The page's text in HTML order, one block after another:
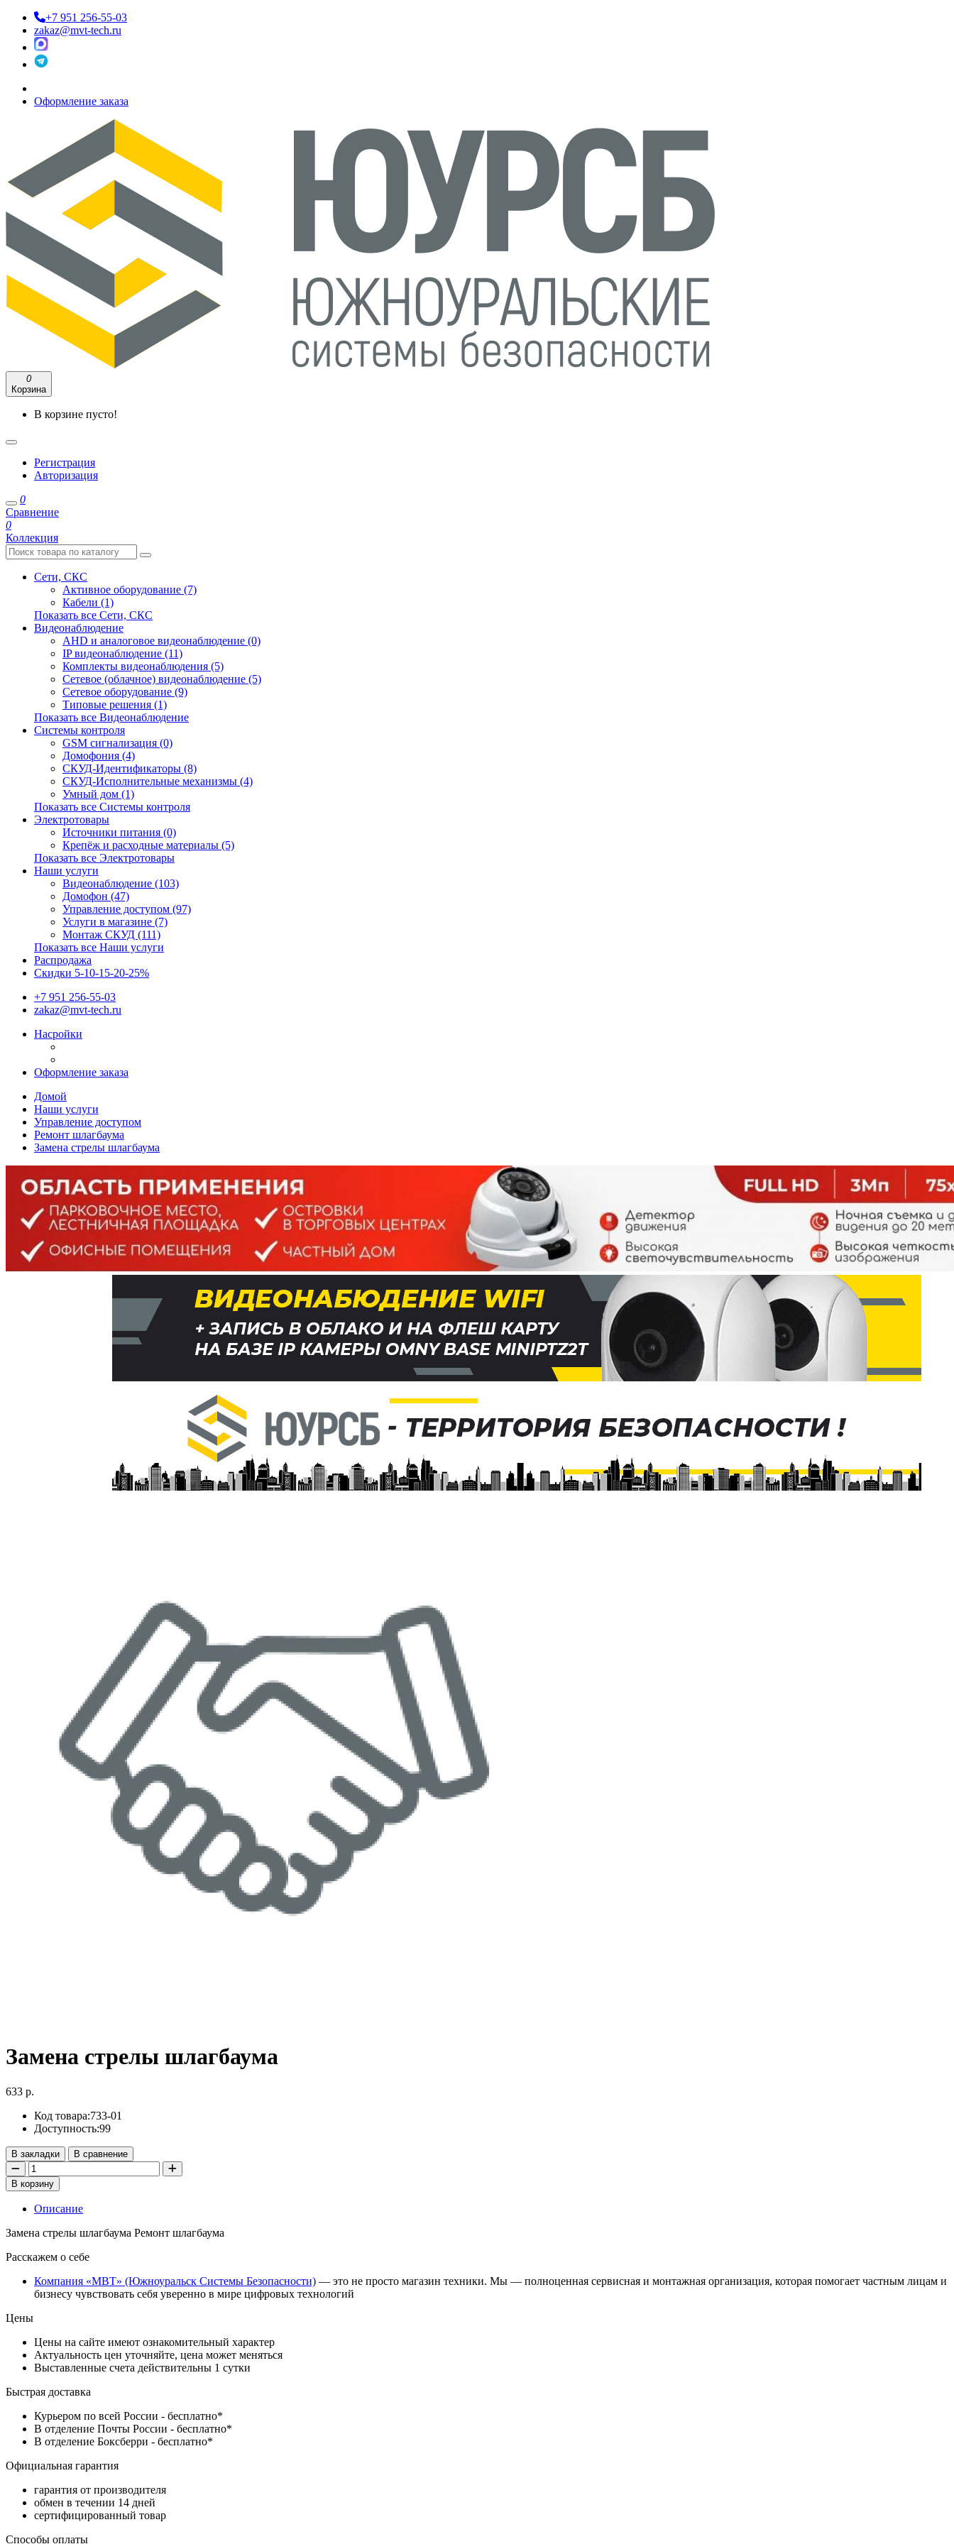
+7 951 256-55-03
zakaz@mvt-tech.ru
Оформление заказа
0
Корзина
В корзине пусто!
Регистрация
Авторизация
0
Сравнение
0
Коллекция
Сети, СКС
Активное оборудование (7)
Кабели (1)
Показать все Сети, СКС
Видеонаблюдение
AHD и аналоговое видеонаблюдение (0)
IP видеонаблюдение (11)
Комплекты видеонаблюдения (5)
Сетевое (облачное) видеонаблюдение (5)
Сетевое оборудование (9)
Типовые решения (1)
Показать все Видеонаблюдение
Системы контроля
GSM сигнализация (0)
Домофония (4)
СКУД-Идентификаторы (8)
СКУД-Исполнительные механизмы (4)
Умный дом (1)
Показать все Системы контроля
Электротовары
Источники питания (0)
Крепёж и расходные материалы (5)
Показать все Электротовары
Наши услуги
Видеонаблюдение (103)
Домофон (47)
Управление доступом (97)
Услуги в магазине (7)
Монтаж СКУД (111)
Показать все Наши услуги
Распродажа
Скидки 5-10-15-20-25%
+7 951 256-55-03
zakaz@mvt-tech.ru
Насройки
Оформление заказа
Домой
Наши услуги
Управление доступом
Ремонт шлагбаума
Замена стрелы шлагбаума
Замена стрелы шлагбаума
633 р.
Код товара:733-01
Доступность:99
В закладки В сравнение
В корзину
Описание
Замена стрелы шлагбаума Ремонт шлагбаума
Расскажем о себе
Компания «МВТ» (Южноуральск Системы Безопасности) — это не просто магазин техники. Мы — полноценная сервисная и монтажная организация, которая помогает частным лицам и
бизнесу чувствовать себя уверенно в мире цифровых технологий
Цены
Цены на сайте имеют ознакомительный характер
Актуальность цен уточняйте, цена может меняться
Выставленные счета действительны 1 сутки
Быстрая доставка
Курьером по всей России - бесплатно*
В отделение Почты России - бесплатно*
В отделение Боксберри - бесплатно*
Официальная гарантия
гарантия от производителя
обмен в течении 14 дней
сертифицированный товар
Способы оплаты